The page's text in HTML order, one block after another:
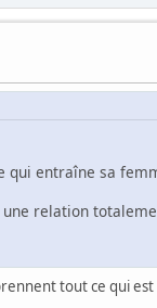
entraîne sa
relation
tout ce qui